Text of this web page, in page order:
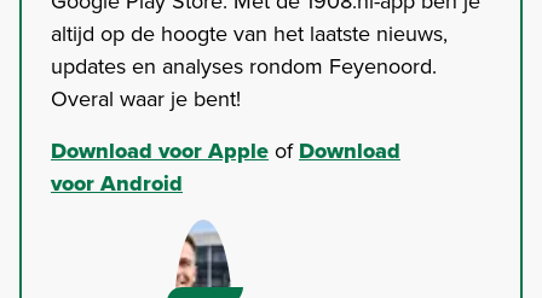
altijd op de hoogte van het laatste nieuws,
updates en analyses rondom Feyenoord.
Overal waar je bent!
Download voor AppleofDownload
voor Android